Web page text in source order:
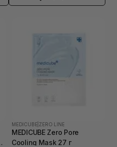
MEDICUBE ZERO LINE
MEDICUBE Zero Pore
Cooling Mask 27 г